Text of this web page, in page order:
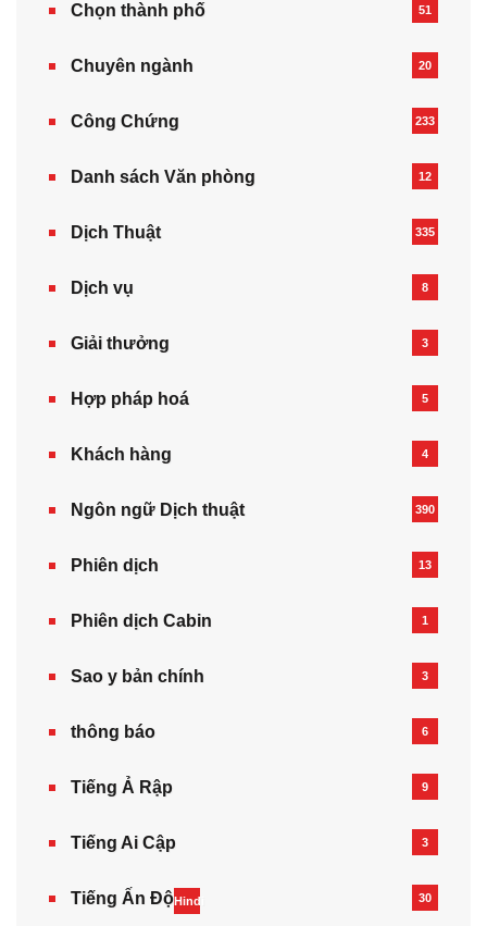
Chọn thành phố 51
Chuyên ngành 20
Công Chứng 233
Danh sách Văn phòng 12
Dịch Thuật 335
Dịch vụ 8
Giải thưởng 3
Hợp pháp hoá 5
Khách hàng 4
Ngôn ngữ Dịch thuật 390
Phiên dịch 13
Phiên dịch Cabin 1
Sao y bản chính 3
thông báo 6
Tiếng Ả Rập 9
Tiếng Ai Cập 3
Tiếng Ấn ĐộHindi 30